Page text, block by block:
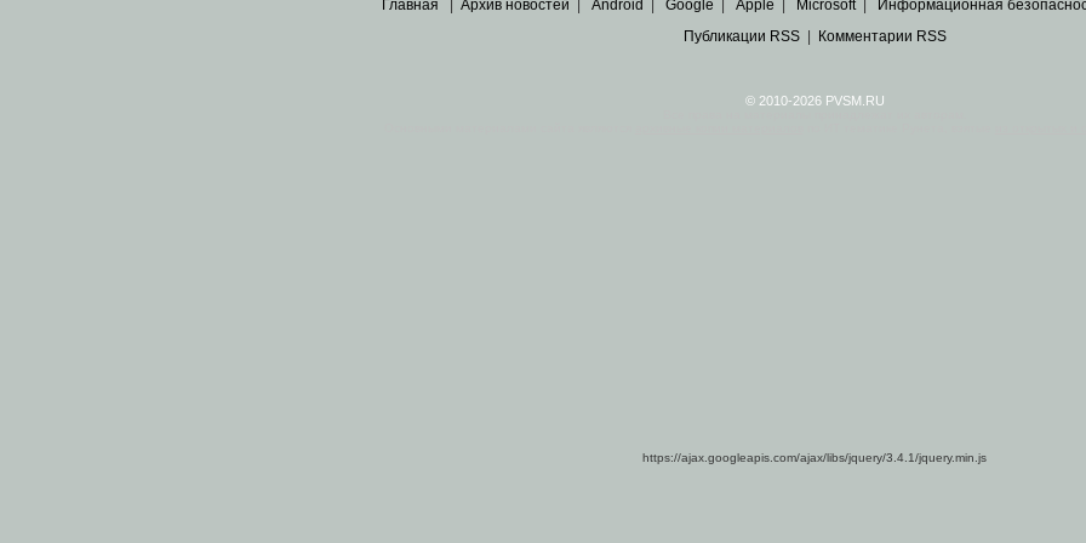
Главная Архив новостей Android Google Apple Microsoft| Информационная
Публикации RSS| Комментарии RSS
© 2010-2026 PVSM.RU
https://ajax.googleapis.com/ajax/libs/jquery/3.4.1/jquery.min.js